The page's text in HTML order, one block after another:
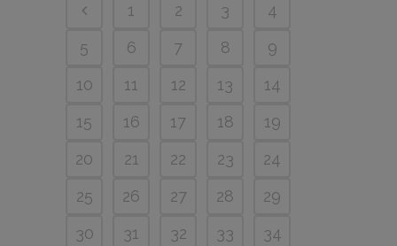
1 2 3
4
5
6 7 8
9
10
11 12 13
14
15
16 17 18
19
20
21 22 23
24
25
26 27 28
29
30
31 32 33
34